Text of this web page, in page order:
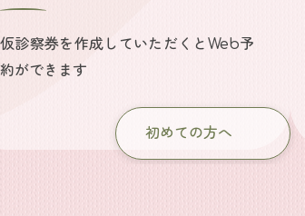
仮診察券を作成していただくとWeb予
約ができます
初めての方へ